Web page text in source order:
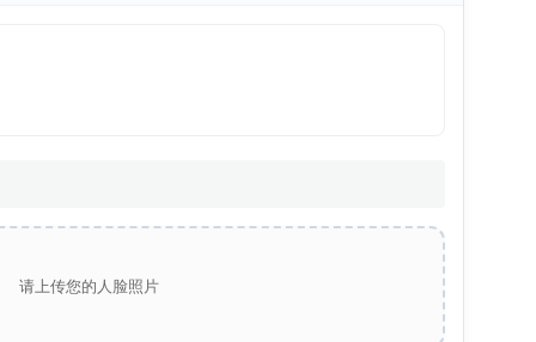
请上传您的人脸照片